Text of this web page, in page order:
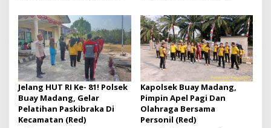
Profesional dan
Transparan
Jagung Di Desa Binaan
Jelang HUT RI Ke- 81! Polsek
Buay Madang, Gelar
Pelatihan Paskibraka Di
Kecamatan (Red)
Kapolsek Buay Madang,
Pimpin Apel Pagi Dan
Olahraga Bersama
Personil (Red)